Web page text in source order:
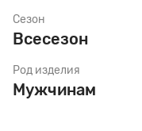
Сезон
Всесезон
Род изделия
Мужчинам